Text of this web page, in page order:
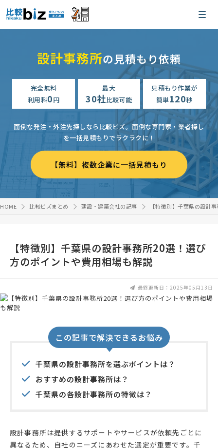
設計事務所の見積もり依頼
完全無料
利用料0円
最大
30社比較可能
見積もり作業が
簡単120秒
面倒な発注・外注先探しなら比較ビズ。 面倒な専門家・業者探し
を一括見積もりでラクラクに！
【無料】複数企業に一括見積もり
HOME 比較ビズまとめ 建設・建築会社の記事 【特徴別】千葉県の設計
【特徴別】千葉県の設計事務所20選！選び
方のポイントや費用相場も解説
最終更新日：2025年05月13日
この記事で解決できるお悩み
千葉県の設計事務所を選ぶポイントは？
おすすめの設計事務所は？
千葉県の各設計事務所の特徴は？
設計事務所は提供するサポートやサービスが依頼先ごとに
異なるため、自社のニーズにあわせた選定が重要です。千